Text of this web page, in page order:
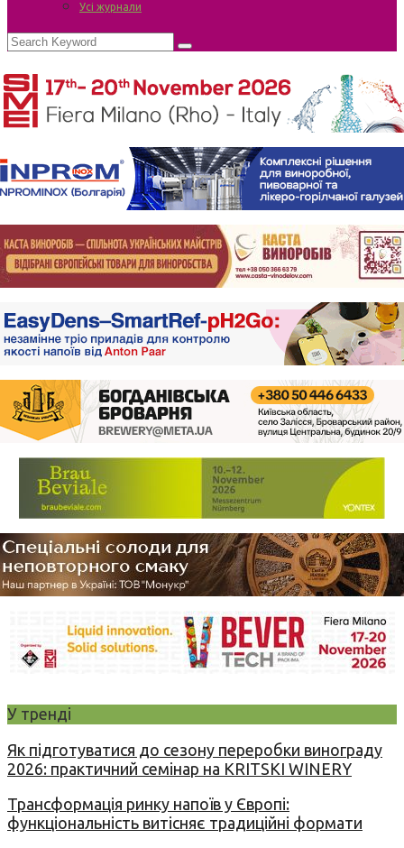
Усі журнали
У тренді
Як підготуватися до сезону переробки винограду
2026: практичний семінар на KRITSKI WINERY
Трансформація ринку напоїв у Європі:
функціональність витісняє традиційні формати